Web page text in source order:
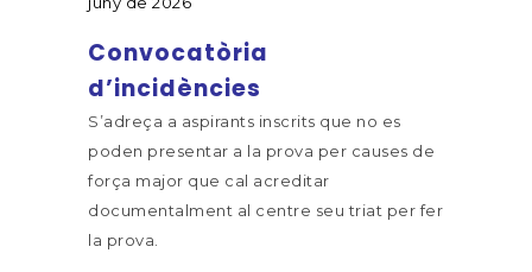
Convocatòria
d’incidències
S’adreça a aspirants inscrits que no es
poden presentar a la prova per causes de
força major que cal acreditar
documentalment al centre seu triat per fer
la prova.